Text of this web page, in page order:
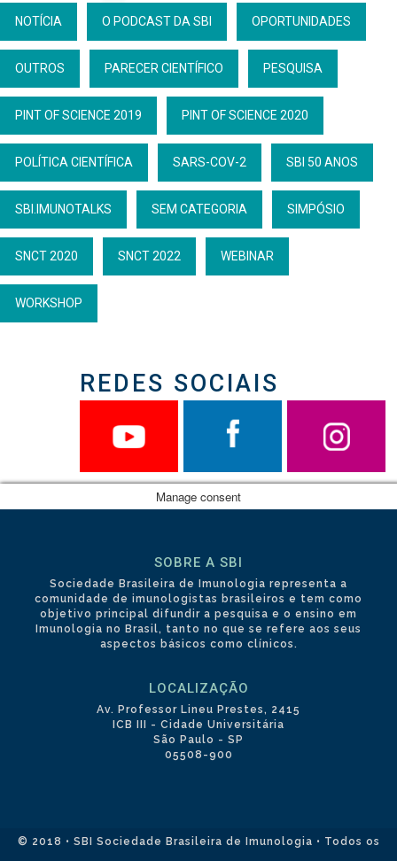
NOTÍCIA O PODCAST DA SBI OPORTUNIDADES
OUTROS PARECER CIENTÍFICO PESQUISA
PINT OF SCIENCE 2019 PINT OF SCIENCE 2020
POLÍTICA CIENTÍFICA SARS-COV-2 SBI 50 ANOS
SBI.IMUNOTALKS SEM CATEGORIA SIMPÓSIO
SNCT 2020 SNCT 2022 WEBINAR
WORKSHOP
REDES SOCIAIS
SOBRE A SBI
Sociedade Brasileira de Imunologia representa a
comunidade de imunologistas brasileiros e tem como
objetivo principal difundir a pesquisa e o ensino em
Imunologia no Brasil, tanto no que se refere aos seus
aspectos básicos como clínicos.
LOCALIZAÇÃO
Av. Professor Lineu Prestes, 2415
ICB III - Cidade Universitária
São Paulo - SP
05508-900
© 2018 • SBI Sociedade Brasileira de Imunologia • Todos os
Manage consent